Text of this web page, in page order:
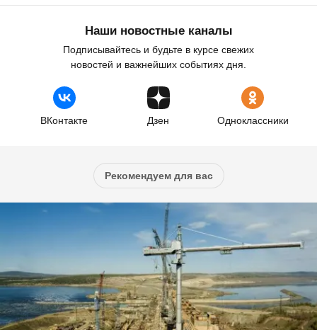
Наши новостные каналы
Подписывайтесь и будьте в курсе свежих
новостей и важнейших событиях дня.
ВКонтакте Дзен Одноклассники
Рекомендуем для вас